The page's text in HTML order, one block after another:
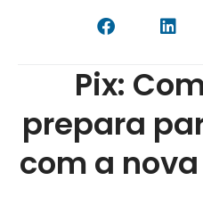
Pix:
prepara
com a